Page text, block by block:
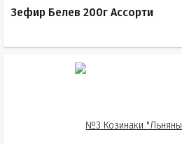
Зефир Белев 200г Ассорти